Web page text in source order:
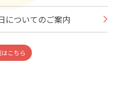
についてのご案内
はこちら